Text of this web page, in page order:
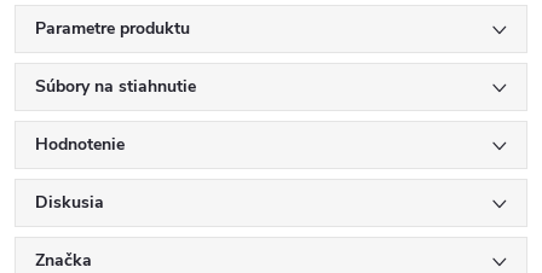
Parametre produktu
Súbory na stiahnutie
Hodnotenie
Diskusia
Značka